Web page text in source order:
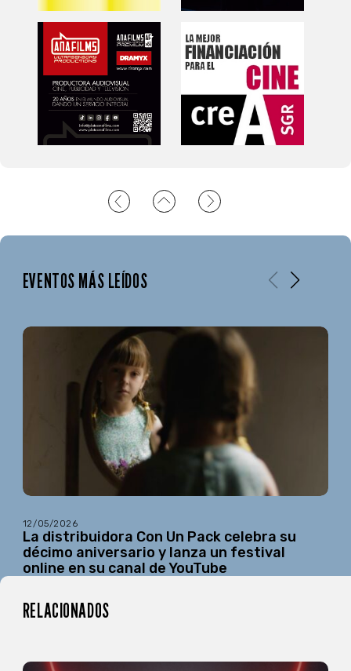
EVENTOS MÁS LEÍDOS
12/05/2026
La distribuidora Con Un Pack celebra su
décimo aniversario y lanza un festival
online en su canal de YouTube
RELACIONADOS